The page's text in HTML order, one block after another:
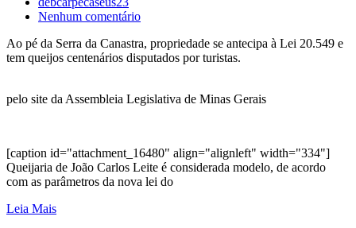
Nenhum comentário
Ao pé da Serra da Canastra, propriedade se antecipa à Lei 20.549 e
tem queijos centenários disputados por turistas.
pelo site da Assembleia Legislativa de Minas Gerais
[caption id="attachment_16480" align="alignleft" width="334"]
Queijaria de João Carlos Leite é considerada modelo, de acordo
com as parâmetros da nova lei do
Leia Mais